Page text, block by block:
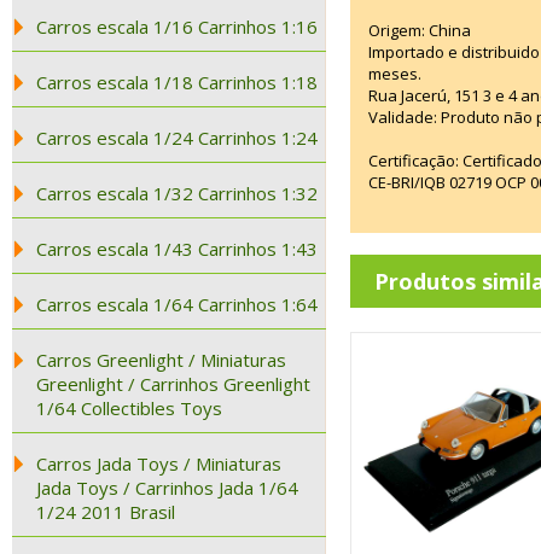
Carros escala 1/16 Carrinhos 1:16
Carros escala 1/18 Carrinhos 1:18
Carros escala 1/24 Carrinhos 1:24
Carros escala 1/32 Carrinhos 1:32
Carros escala 1/43 Carrinhos 1:43
Carros escala 1/64 Carrinhos 1:64
Carros Greenlight / Miniaturas
Greenlight / Carrinhos Greenlight
1/64 Collectibles Toys
Carros Jada Toys / Miniaturas
Jada Toys / Carrinhos Jada 1/64
1/24 2011 Brasil
Origem: China
Importado e distribuido
meses.
Rua Jacerú, 151 3 e 4
Validade: Produto não
Certificação:
CE-BRI/IQB 02719
Produtos